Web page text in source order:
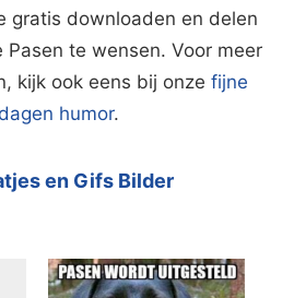
gratis downloaden en delen
te wensen. Voor meer
kijk ook eens bij onze fijne
humor.
en Gifs Bilder